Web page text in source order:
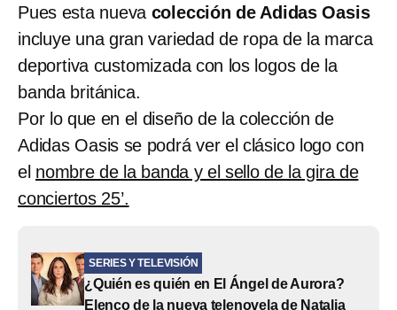
Pues esta nueva colección de Adidas Oasis
incluye una gran variedad de ropa de la marca
deportiva customizada con los logos de la
banda británica.
Por lo que en el diseño de la colección de
Adidas Oasis se podrá ver el clásico logo con
el nombre de la banda y el sello de la gira de
conciertos 25’.
SERIES Y TELEVISIÓN
¿Quién es quién en El Ángel de Aurora?
Elenco de la nueva telenovela de Natalia